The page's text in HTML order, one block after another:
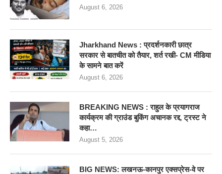
August 6, 2026
Jharkhand News : प्रदर्शनकारी छात्र
सरकार से बातचीत को तैयार, शर्त रखी- CM मीडिया
के सामने बात करें
August 6, 2026
BREAKING NEWS : राहुल के प्रयागराज
कार्यक्रम की ग्राउंड बुकिंग अचानक रद्द, ट्रस्ट ने
कहा…
August 5, 2026
BIG NEWS: लखनऊ-कानपुर एक्सप्रेस-वे पर